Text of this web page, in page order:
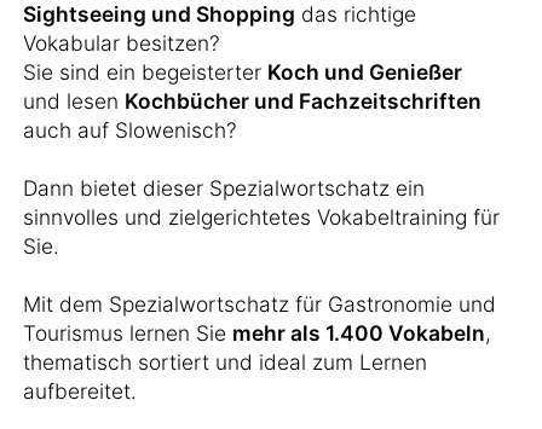
Sightseeing und Shopping das richtige
Vokabular besitzen?
Sie sind ein begeisterter Koch und Genießer
und lesen Kochbücher und Fachzeitschriften
auch auf Slowenisch?
Dann bietet dieser Spezialwortschatz ein
sinnvolles und zielgerichtetes Vokabeltraining für
Sie.
Mit dem Spezialwortschatz für Gastronomie und
Tourismus lernen Sie mehr als 1.400 Vokabeln,
thematisch sortiert und ideal zum Lernen
aufbereitet.